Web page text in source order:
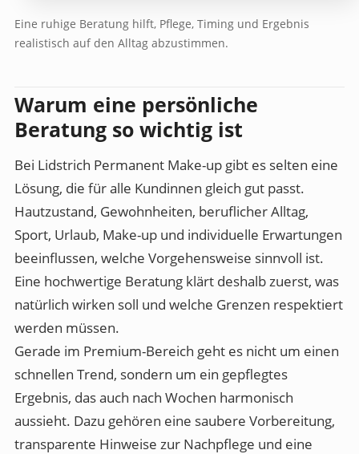
Eine ruhige Beratung hilft, Pflege, Timing und Ergebnis
realistisch auf den Alltag abzustimmen.
Warum eine persönliche
Beratung so wichtig ist
Bei Lidstrich Permanent Make-up gibt es selten eine
Lösung, die für alle Kundinnen gleich gut passt.
Hautzustand, Gewohnheiten, beruflicher Alltag,
Sport, Urlaub, Make-up und individuelle Erwartungen
beeinflussen, welche Vorgehensweise sinnvoll ist.
Eine hochwertige Beratung klärt deshalb zuerst, was
natürlich wirken soll und welche Grenzen respektiert
werden müssen.
Gerade im Premium-Bereich geht es nicht um einen
schnellen Trend, sondern um ein gepflegtes
Ergebnis, das auch nach Wochen harmonisch
aussieht. Dazu gehören eine saubere Vorbereitung,
transparente Hinweise zur Nachpflege und eine